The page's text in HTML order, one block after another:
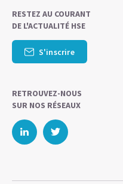
RESTEZ AU COURANT
DE L'ACTUALITÉ HSE
S'inscrire
RETROUVEZ-NOUS
SUR NOS RÉSEAUX